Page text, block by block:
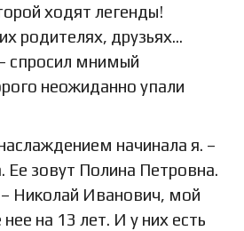
ходят легенды!
родителях, друзьях…
спросил мнимый
неожиданно упали
начинала я. –
зовут Полина Петровна.
Николай Иванович, мой
на 13 лет. И у них есть